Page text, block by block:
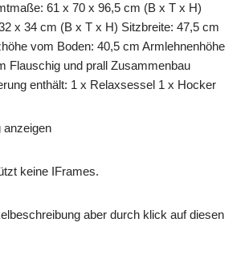
61 x 70 x 96,5 cm (B x T x H)
x 34 cm (B x T x H) Sitzbreite: 47,5 cm
vom Boden: 40,5 cm Armlehnenhöhe
Flauschig und prall Zusammenbau
enthält: 1 x Relaxsessel 1 x Hocker
anzeigen
keine IFrames.
aber durch klick auf diesen